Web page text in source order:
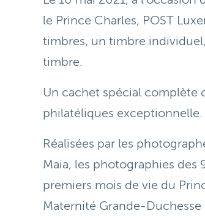
le Prince Charles, POST
timbres, un timbre
timbre.
Un cachet spécial complète
philatéliques exceptionnelle.
Réalisées par les
Maia, les photographies des
premiers mois de vie du
Maternité Grande-